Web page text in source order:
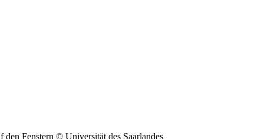
© Universität des Saarlandes